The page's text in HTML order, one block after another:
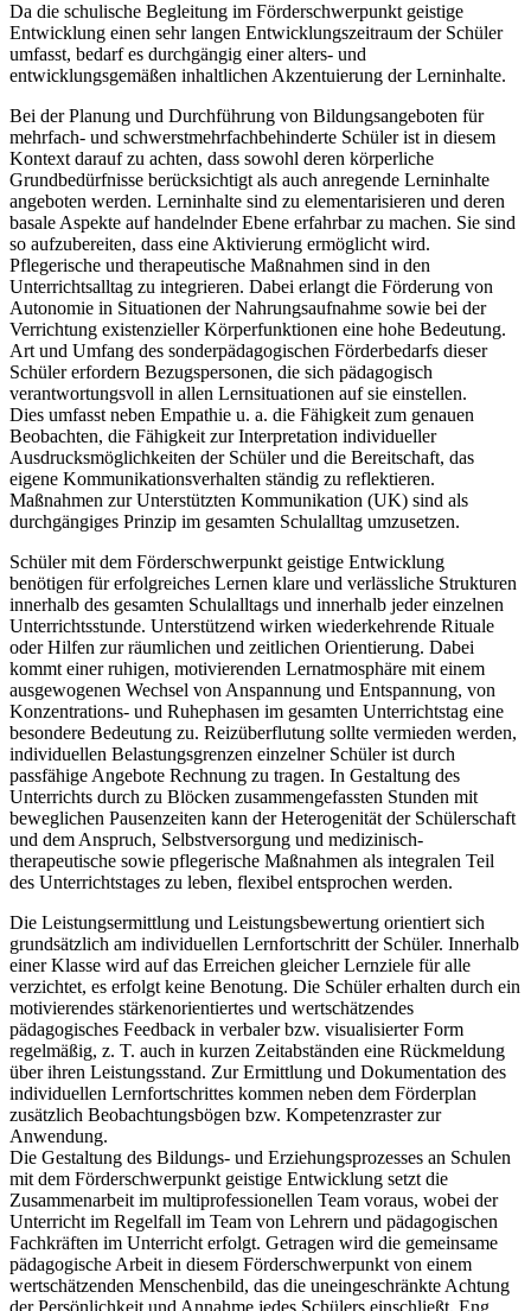
Da die schulische Begleitung im Förderschwerpunkt geistige
Entwicklung einen sehr langen Entwicklungszeitraum der Schüler
umfasst, bedarf es durchgängig einer alters- und
entwicklungsgemäßen inhaltlichen Akzentuierung der Lerninhalte.
Bei der Planung und Durchführung von Bildungsangeboten für
mehrfach- und schwerstmehrfachbehinderte Schüler ist in diesem
Kontext darauf zu achten, dass sowohl deren körperliche
Grundbedürfnisse berücksichtigt als auch anregende Lerninhalte
angeboten werden. Lerninhalte sind zu elementarisieren und deren
basale Aspekte auf handelnder Ebene erfahrbar zu machen. Sie sind
so aufzubereiten, dass eine Aktivierung ermöglicht wird.
Pflegerische und therapeutische Maßnahmen sind in den
Unterrichtsalltag zu integrieren. Dabei erlangt die Förderung von
Autonomie in Situationen der Nahrungsaufnahme sowie bei der
Verrichtung existenzieller Körperfunktionen eine hohe Bedeutung.
Art und Umfang des sonderpädagogischen Förderbedarfs dieser
Schüler erfordern Bezugspersonen, die sich pädagogisch
verantwortungsvoll in allen Lernsituationen auf sie einstellen.
Dies umfasst neben Empathie u. a. die Fähigkeit zum genauen
Beobachten, die Fähigkeit zur Interpretation individueller
Ausdrucksmöglichkeiten der Schüler und die Bereitschaft, das
eigene Kommunikationsverhalten ständig zu reflektieren.
Maßnahmen zur Unterstützten Kommunikation (UK) sind als
durchgängiges Prinzip im gesamten Schulalltag umzusetzen.
Schüler mit dem Förderschwerpunkt geistige Entwicklung
benötigen für erfolgreiches Lernen klare und verlässliche Strukturen
innerhalb des gesamten Schulalltags und innerhalb jeder einzelnen
Unterrichtsstunde. Unterstützend wirken wiederkehrende Rituale
oder Hilfen zur räumlichen und zeitlichen Orientierung. Dabei
kommt einer ruhigen, motivierenden Lernatmosphäre mit einem
ausgewogenen Wechsel von Anspannung und Entspannung, von
Konzentrations- und Ruhephasen im gesamten Unterrichtstag eine
besondere Bedeutung zu. Reizüberflutung sollte vermieden werden,
individuellen Belastungsgrenzen einzelner Schüler ist durch
passfähige Angebote Rechnung zu tragen. In Gestaltung des
Unterrichts durch zu Blöcken zusammengefassten Stunden mit
beweglichen Pausenzeiten kann der Heterogenität der Schülerschaft
und dem Anspruch, Selbstversorgung und medizinisch-
therapeutische sowie pflegerische Maßnahmen als integralen Teil
des Unterrichtstages zu leben, flexibel entsprochen werden.
Die Leistungsermittlung und Leistungsbewertung orientiert sich
grundsätzlich am individuellen Lernfortschritt der Schüler. Innerhalb
einer Klasse wird auf das Erreichen gleicher Lernziele für alle
verzichtet, es erfolgt keine Benotung. Die Schüler erhalten durch ein
motivierendes stärkenorientiertes und wertschätzendes
pädagogisches Feedback in verbaler bzw. visualisierter Form
regelmäßig, z. T. auch in kurzen Zeitabständen eine Rückmeldung
über ihren Leistungsstand. Zur Ermittlung und Dokumentation des
individuellen Lernfortschrittes kommen neben dem Förderplan
zusätzlich Beobachtungsbögen bzw. Kompetenzraster zur
Anwendung.
Die Gestaltung des Bildungs- und Erziehungsprozesses an Schulen
mit dem Förderschwerpunkt geistige Entwicklung setzt die
Zusammenarbeit im multiprofessionellen Team voraus, wobei der
Unterricht im Regelfall im Team von Lehrern und pädagogischen
Fachkräften im Unterricht erfolgt. Getragen wird die gemeinsame
pädagogische Arbeit in diesem Förderschwerpunkt von einem
wertschätzenden Menschenbild, das die uneingeschränkte Achtung